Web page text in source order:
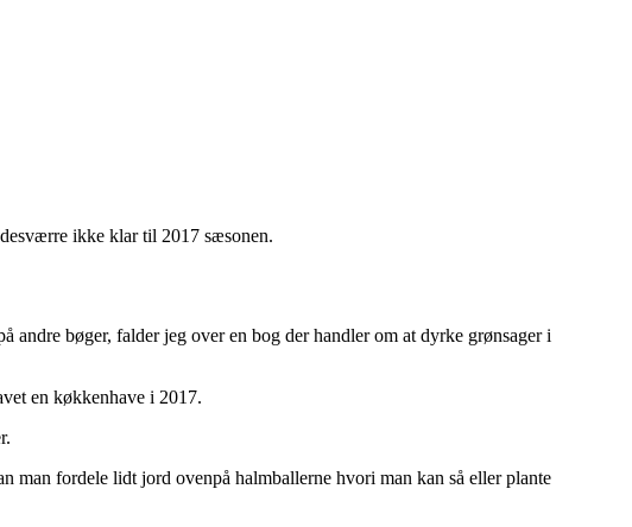
ikke klar til 2017 sæsonen.
bøger, falder jeg over en bog der handler om at dyrke grønsager i
en køkkenhave i 2017.
man fordele lidt jord ovenpå halmballerne hvori man kan så eller plante